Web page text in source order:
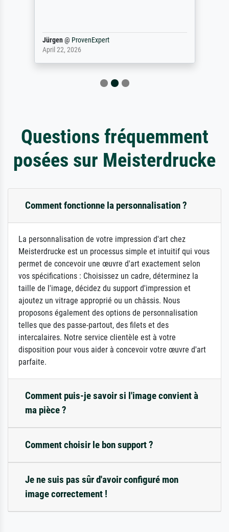
Jürgen@ ProvenExpert
April 22, 2026
Questions fréquemment
posées sur Meisterdrucke
Comment fonctionne la personnalisation ?
La personnalisation de votre impression d'art chez
Meisterdrucke est un processus simple et intuitif qui vous
permet de concevoir une œuvre d'art exactement selon
vos spécifications : Choisissez un cadre, déterminez la
taille de l'image, décidez du support d'impression et
ajoutez un vitrage approprié ou un châssis. Nous
proposons également des options de personnalisation
telles que des passe-partout, des filets et des
intercalaires. Notre service clientèle est à votre
disposition pour vous aider à concevoir votre œuvre d'art
parfaite.
Comment puis-je savoir si l'image convient à
ma pièce ?
Comment choisir le bon support ?
Je ne suis pas sûr d'avoir configuré mon
image correctement !